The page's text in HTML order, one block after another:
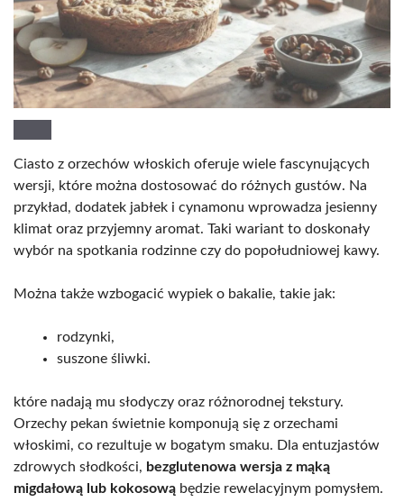
Ciasto z orzechów włoskich oferuje wiele fascynujących
wersji, które można dostosować do różnych gustów. Na
przykład, dodatek jabłek i cynamonu wprowadza jesienny
klimat oraz przyjemny aromat. Taki wariant to doskonały
wybór na spotkania rodzinne czy do popołudniowej kawy.
Można także wzbogacić wypiek o bakalie, takie jak:
rodzynki,
suszone śliwki.
które nadają mu słodyczy oraz różnorodnej tekstury.
Orzechy pekan świetnie komponują się z orzechami
włoskimi, co rezultuje w bogatym smaku. Dla entuzjastów
zdrowych słodkości, bezglutenowa wersja z mąką
migdałową lub kokosową będzie rewelacyjnym pomysłem.